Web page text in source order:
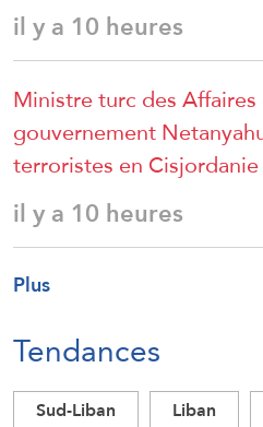
il y a 10 heures
Ministre turc des
gouvernement
terroristes en
il y a 10 heures
Plus
Tendances
Sud-Liban Liban